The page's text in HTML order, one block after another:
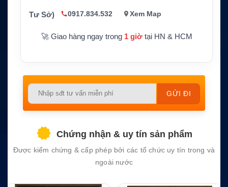
Tư Sở) 0917.834.532 Xem Map
🚀 Giao hàng ngay trong 1 giờtại HN & HCM
Please
empty.
Chứng nhận & uy tín sản phẩm
Được kiểm chứng & cấp phép bởi các tổ chức uy tín trong và
ngoài nước